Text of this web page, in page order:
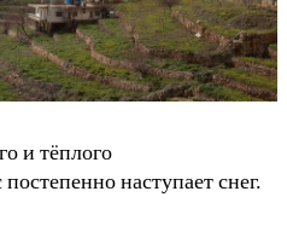
и тёплого
наступает снег.